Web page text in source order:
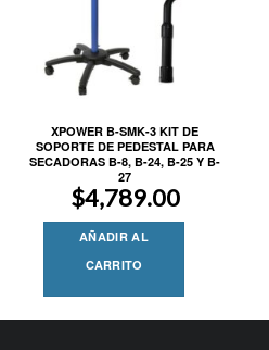
XPOWER B-SMK-3 KIT DE
SOPORTE DE PEDESTAL PARA
SECADORAS B-8, B-24, B-25 Y B-
27
$4,789.00
AÑADIR AL
CARRITO